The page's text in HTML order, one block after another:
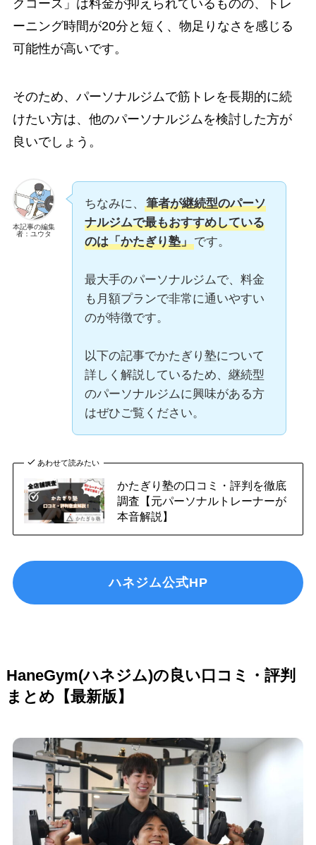
クコース」は料金が抑えられているものの、トレ
ーニング時間が20分と短く、物足りなさを感じる
可能性が高いです。
そのため、パーソナルジムで筋トレを長期的に続
けたい方は、他のパーソナルジムを検討した方が
良いでしょう。
本記事の編集
者：ユウタ
ちなみに、
筆者が継続型のパーソ
ナルジムで最もおすすめしている
のは「かたぎり塾」です。
最大手のパーソナルジムで、料金
も月額プランで非常に通いやすい
のが特徴です。
以下の記事でかたぎり塾について
詳しく解説しているため、継続型
のパーソナルジムに興味がある方
はぜひご覧ください。
あわせて読みたい
かたぎり塾の口コミ・評判を徹底
調査【元パーソナルトレーナーが
本音解説】
ハネジム公式HP
HaneGym(ハネジム)の良い口コミ・評判
まとめ【最新版】